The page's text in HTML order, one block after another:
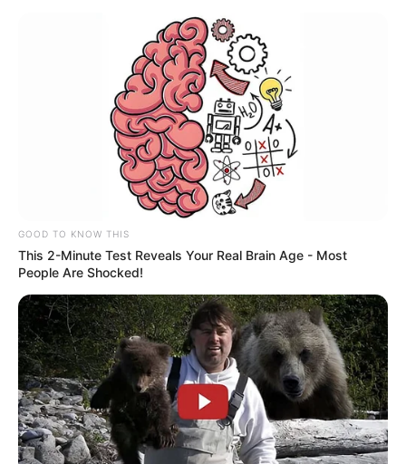
GOOD TO KNOW THIS
This 2-Minute Test Reveals Your Real Brain Age - Most
People Are Shocked!